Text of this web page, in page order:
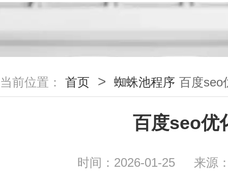
当前位置： 首页 > 蜘蛛池程序 百度seo
百度seo优
时间：2026-01-25 来源